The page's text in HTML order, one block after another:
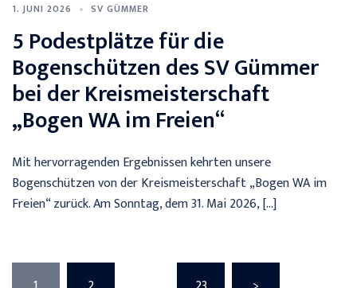
1. JUNI 2026 SV GÜMMER
5 Podestplätze für die
Bogenschützen des SV Gümmer
bei der Kreismeisterschaft
„Bogen WA im Freien“
Mit hervorragenden Ergebnissen kehrten unsere
Bogenschützen von der Kreismeisterschaft „Bogen WA im
Freien“ zurück. Am Sonntag, dem 31. Mai 2026, […]
Seitennummerierung